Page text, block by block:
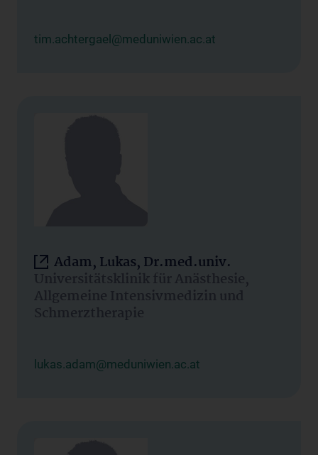
tim.achtergael@meduniwien.ac.at
Adam, Lukas, Dr.med.univ.
Universitätsklinik für Anästhesie,
Allgemeine Intensivmedizin und
Schmerztherapie
lukas.adam@meduniwien.ac.at